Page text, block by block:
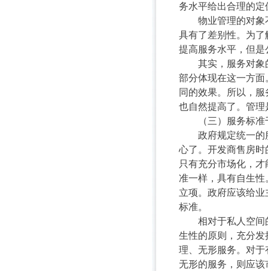
务水平给出合理的
物业管理的对象不
具有了差别性。为
提高服务水平，但
其实，服务对象的
部分体现在这一方
同的效果。所以，
也自然提高了。管
（三）服务标准
政府规定统一的服
心了。开发商售房
只有充分市场化，
准一样，具有自生
立项。政府应该给
标准。
相对于私人空间的
生性的原则，充分
理、无形服务。对
无形的服务，则应